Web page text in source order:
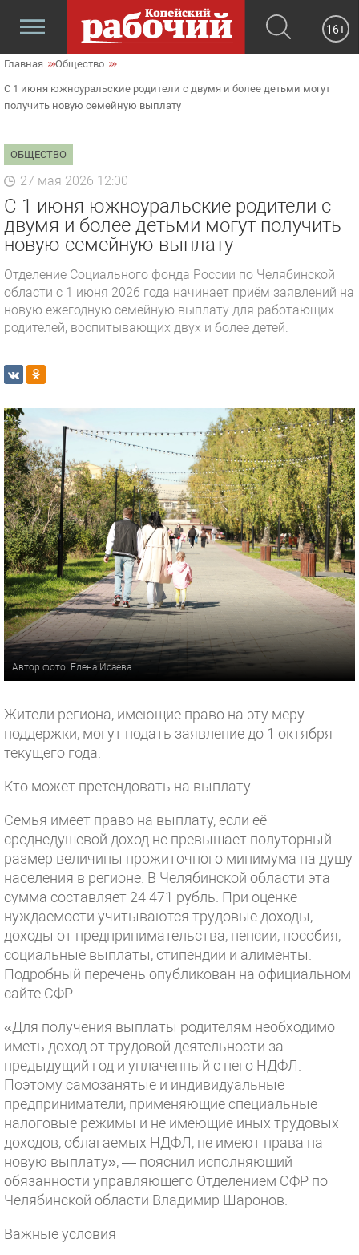
16+
Главная Общество
С 1 июня южноуральские родители с двумя и более детьми могут
получить новую семейную выплату
ОБЩЕСТВО
27 мая 2026 12:00
С 1 июня южноуральские родители с
двумя и более детьми могут получить
новую семейную выплату
Отделение Социального фонда России по Челябинской
области с 1 июня 2026 года начинает приём заявлений на
новую ежегодную семейную выплату для работающих
родителей, воспитывающих двух и более детей.
Автор фото: Елена Исаева
Жители региона, имеющие право на эту меру
поддержки, могут подать заявление до 1 октября
текущего года.
Кто может претендовать на выплату
Семья имеет право на выплату, если её
среднедушевой доход не превышает полуторный
размер величины прожиточного минимума на душу
населения в регионе. В Челябинской области эта
сумма составляет 24 471 рубль. При оценке
нуждаемости учитываются трудовые доходы,
доходы от предпринимательства, пенсии, пособия,
социальные выплаты, стипендии и алименты.
Подробный перечень опубликован на официальном
сайте СФР.
«Для получения выплаты родителям необходимо
иметь доход от трудовой деятельности за
предыдущий год и уплаченный с него НДФЛ.
Поэтому самозанятые и индивидуальные
предприниматели, применяющие специальные
налоговые режимы и не имеющие иных трудовых
доходов, облагаемых НДФЛ, не имеют права на
новую выплату», — пояснил исполняющий
обязанности управляющего Отделением СФР по
Челябинской области Владимир Шаронов.
Важные условия